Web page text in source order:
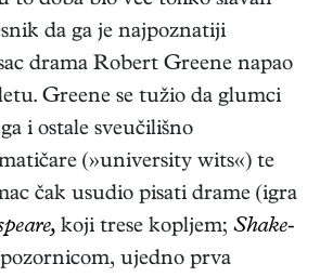
da ga je najpoznatiji
drama Robert Greene napao
Greene se tužio da glumci
i ostale sveučilišno
(»university wits«) te
čak usudio pisati drame (igra
koji trese kopljem; Shake-
ujedno prva